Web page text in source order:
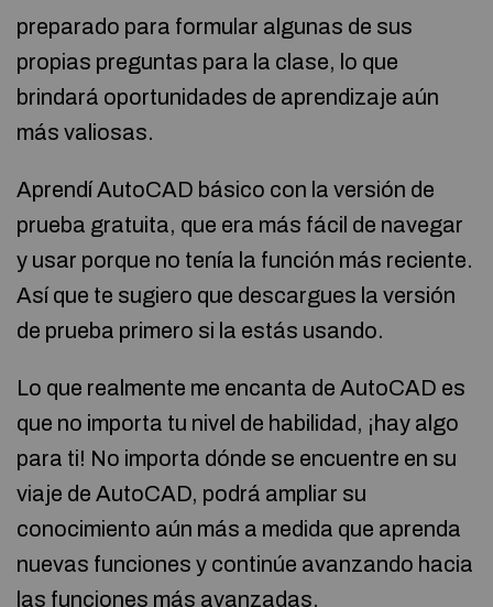
preparado para formular algunas de sus
propias preguntas para la clase, lo que
brindará oportunidades de aprendizaje aún
más valiosas.
Aprendí AutoCAD básico con la versión de
prueba gratuita, que era más fácil de navegar
y usar porque no tenía la función más reciente.
Así que te sugiero que descargues la versión
de prueba primero si la estás usando.
Lo que realmente me encanta de AutoCAD es
que no importa tu nivel de habilidad, ¡hay algo
para ti! No importa dónde se encuentre en su
viaje de AutoCAD, podrá ampliar su
conocimiento aún más a medida que aprenda
nuevas funciones y continúe avanzando hacia
las funciones más avanzadas.